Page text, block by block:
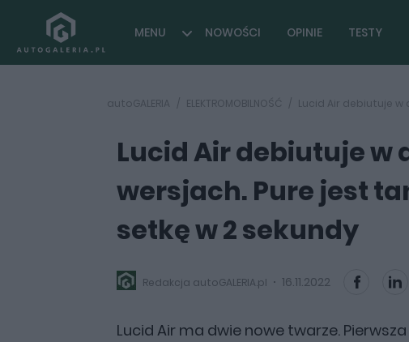
MENU NOWOŚCI OPINIE TESTY
autoGALERIA ELEKTROMOBILNOŚĆ Lucid Air debiutuje w
Lucid Air debiutuje w
wersjach. Pure jest
setkę w 2 sekundy
Redakcja autoGALERIA.pl 16.11.2022
Lucid Air ma dwie nowe twarze.